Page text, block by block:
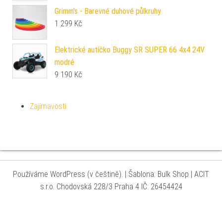
Grimm's - Barevné duhové půlkruhy
1 299 Kč
Elektrické autíčko Buggy SR SUPER 66 4x4 24V
modré
9 190 Kč
Zajímavosti
Používáme WordPress (v češtině). | Šablona: Bulk Shop | ACIT
s.r.o. Chodovská 228/3 Praha 4 IČ: 26454424